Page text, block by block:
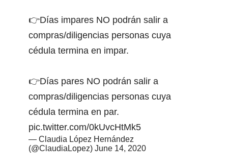
👉Días impares NO podrán salir a
compras/diligencias personas cuya
cédula termina en impar.
👉Días pares NO podrán salir a
compras/diligencias personas cuya
cédula termina en par.
pic.twitter.com/0kUvcHtMk5
— Claudia López Hernández
(@ClaudiaLopez) June 14, 2020